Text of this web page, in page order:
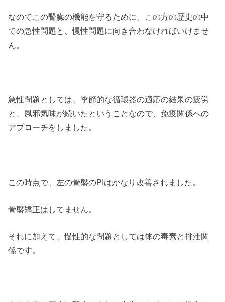
なのでこの腎臓の機能を守るために、この方の歴史の中
での急性問題と、慢性問題に向き合わなければいけませ
ん。
急性問題としては、季節的な循環器の適応の結果の疲労
と、風邪気味が続いたということなので、免疫関係への
アプローチをしました。
この時点で、左の骨盤のPIはかなり改善されました。
骨盤矯正はしてません。
それに加えて、慢性的な問題としては体の毒素と排泄関
係です。